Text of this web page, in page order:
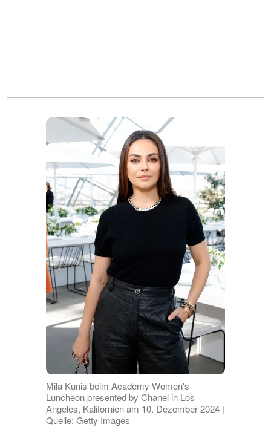
Mila Kunis beim Academy Women's
Luncheon presented by Chanel in Los
Angeles, Kalifornien am 10. Dezember 2024 |
Quelle: Getty Images